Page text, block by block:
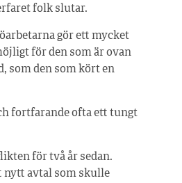
folk slutar.
gör ett mycket
för den som är ovan
som den som kört en
fortfarande ofta ett tungt
för två år sedan.
nytt avtal som skulle